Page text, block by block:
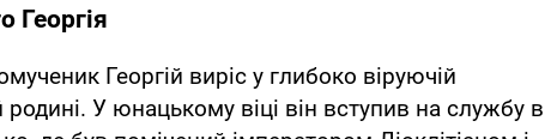
Георгія
Георгій виріс у глибоко віруючій
родині. У юнацькому віці він вступив на службу в